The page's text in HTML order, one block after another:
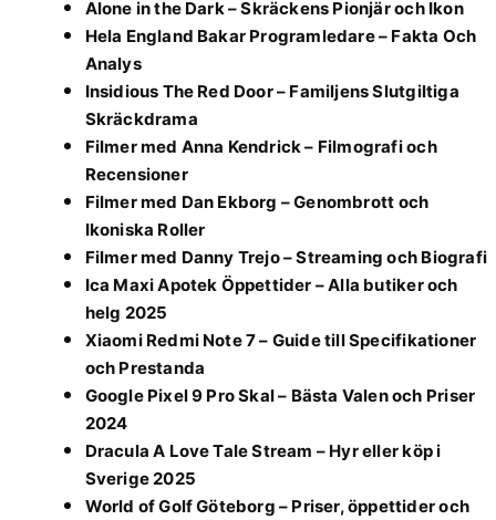
Alone in the Dark – Skräckens Pionjär och Ikon
Hela England Bakar Programledare – Fakta Och
Analys
Insidious The Red Door – Familjens Slutgiltiga
Skräckdrama
Filmer med Anna Kendrick – Filmografi och
Recensioner
Filmer med Dan Ekborg – Genombrott och
Ikoniska Roller
Filmer med Danny Trejo – Streaming och Biografi
Ica Maxi Apotek Öppettider – Alla butiker och
helg 2025
Xiaomi Redmi Note 7 – Guide till Specifikationer
och Prestanda
Google Pixel 9 Pro Skal – Bästa Valen och Priser
2024
Dracula A Love Tale Stream – Hyr eller köp i
Sverige 2025
World of Golf Göteborg – Priser, öppettider och